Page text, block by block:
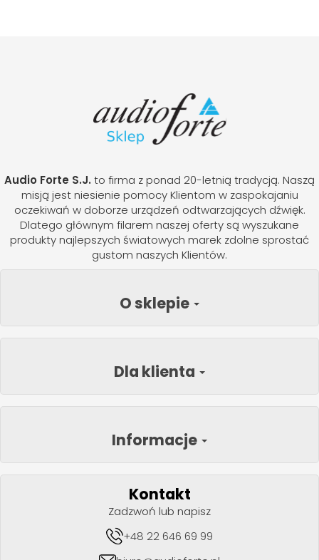
Audio Forte S.J. to firma z ponad 20-letnią tradycją. Naszą
misją jest niesienie pomocy Klientom w zaspokajaniu
oczekiwań w doborze urządzeń odtwarzających dźwięk.
Dlatego głównym filarem naszej oferty są wyszukane
produkty najlepszych światowych marek zdolne sprostać
gustom naszych Klientów.
O sklepie
Dla klienta
Informacje
Kontakt
Zadzwoń lub napisz
+48 22 646 69 99